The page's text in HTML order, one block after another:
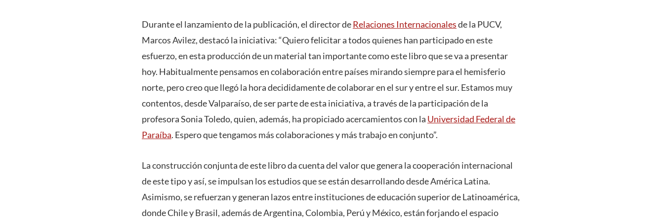
Durante el lanzamiento de la publicación, el director deRelaciones Internacionalesde la PUCV,
Marcos Avilez, destacó la iniciativa: “Quiero felicitar a todos quienes han participado en este
esfuerzo, en esta producción de un material tan importante como este libro que se va a presentar
hoy. Habitualmente pensamos en colaboración entre países mirando siempre para el hemisferio
norte, pero creo que llegó la hora decididamente de colaborar en el sur y entre el sur. Estamos muy
contentos, desde Valparaíso, de ser parte de esta iniciativa, a través de la participación de la
profesora Sonia Toledo, quien, además, ha propiciado acercamientos con la Universidad Federal de
Paraíba. Espero que tengamos más colaboraciones y más trabajo en conjunto”.
La construcción conjunta de este libro da cuenta del valor que genera la cooperación internacional
de este tipo y así, se impulsan los estudios que se están desarrollando desde América Latina.
Asimismo, se refuerzan y generan lazos entre instituciones de educación superior de Latinoamérica,
donde Chile y Brasil, además de Argentina, Colombia, Perú y México, están forjando el espacio